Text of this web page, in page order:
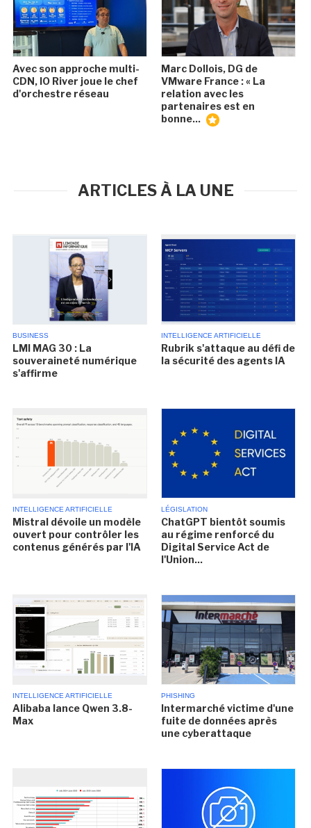
Avec son approche multi-
CDN, IO River joue le chef
d'orchestre réseau
Marc Dollois, DG de
VMware France : « La
relation avec les
partenaires est en
bonne...
ARTICLES À LA UNE
BUSINESS
LMI MAG 30 : La
souveraineté numérique
s'affirme
INTELLIGENCE ARTIFICIELLE
Rubrik s'attaque au défi de
la sécurité des agents IA
INTELLIGENCE ARTIFICIELLE
Mistral dévoile un modèle
ouvert pour contrôler les
contenus générés par l'IA
LÉGISLATION
ChatGPT bientôt soumis
au régime renforcé du
Digital Service Act de
l'Union...
INTELLIGENCE ARTIFICIELLE
Alibaba lance Qwen 3.8-
Max
PHISHING
Intermarché victime d'une
fuite de données après
une cyberattaque